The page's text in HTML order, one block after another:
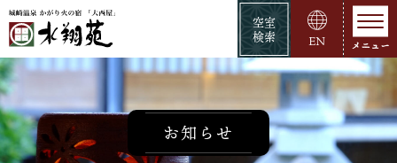
空室
検索
EN
お知らせ